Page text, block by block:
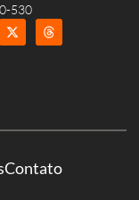
530
Contato